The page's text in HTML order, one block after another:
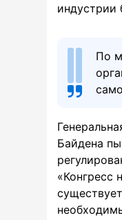
индустрии
По
Байдена
«Конгресс